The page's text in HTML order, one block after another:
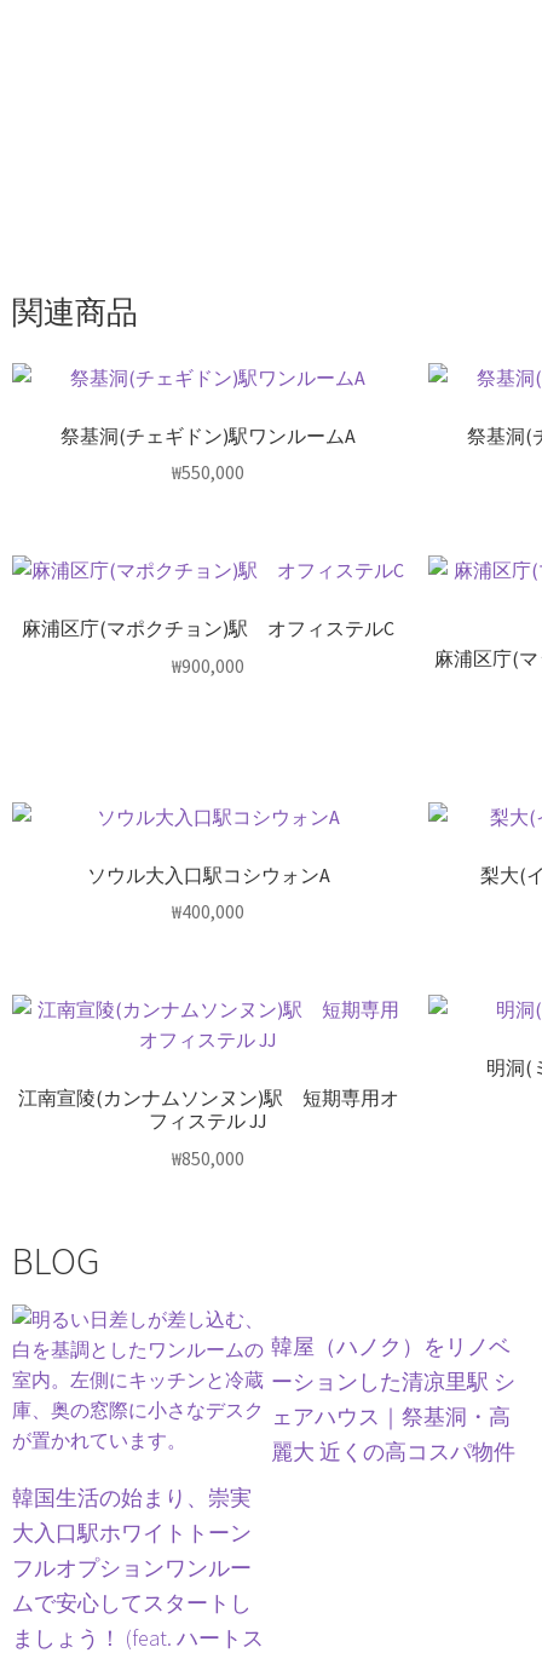
関連商品
祭基洞(チェギドン)駅ワンルームA
₩550,000
祭基洞(
麻浦区庁(マポクチョン)駅 オフィステルC
₩900,000 麻浦区庁(
ソウル大入口駅コシウォンA
₩400,000
梨大(
江南宣陵(カンナムソンヌン)駅 短期専用オ
フィステル JJ
₩850,000
明洞(
BLOG
韓国生活の始まり、崇実
大入口駅ホワイトトーン
フルオプションワンルー
ムで安心してスタートし
ましょう！ (feat. ハートス
韓屋（ハノク）をリノベ
ーションした清凉里駅 シ
ェアハウス｜祭基洞・高
麗大 近くの高コスパ物件